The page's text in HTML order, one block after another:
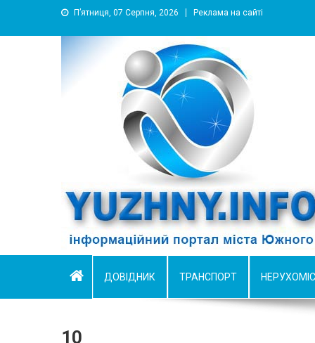
П’ятниця, 07 Серпня, 2026 Реклама на сайті
YUZHNY.INFO
информационный портал города Южный
ДОВІДНИК ТРАНСПОРТ
10